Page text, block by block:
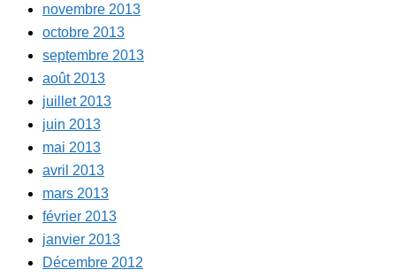
novembre 2013
octobre 2013
septembre 2013
août 2013
juillet 2013
juin 2013
mai 2013
avril 2013
mars 2013
février 2013
janvier 2013
Décembre 2012